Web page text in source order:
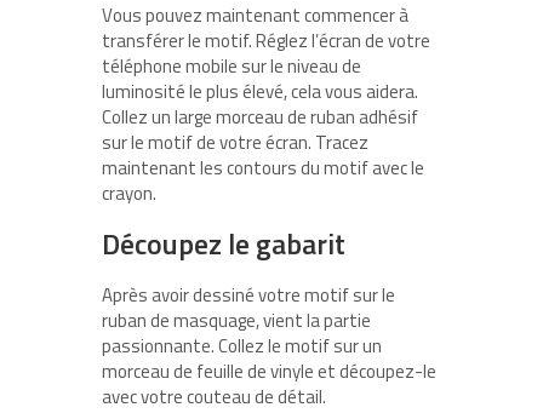
Vous pouvez maintenant commencer à
transférer le motif. Réglez l’écran de votre
téléphone mobile sur le niveau de
luminosité le plus élevé, cela vous aidera.
Collez un large morceau de ruban adhésif
sur le motif de votre écran. Tracez
maintenant les contours du motif avec le
crayon.
Découpez le gabarit
Après avoir dessiné votre motif sur le
ruban de masquage, vient la partie
passionnante. Collez le motif sur un
morceau de feuille de vinyle et découpez-le
avec votre couteau de détail.